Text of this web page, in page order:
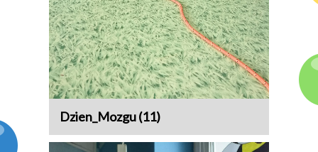
Dzien_Mozgu (11)